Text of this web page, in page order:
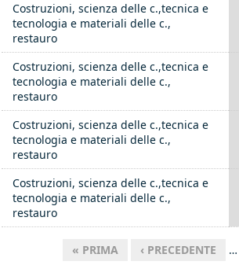
Costruzioni, scienza delle c.,tecnica e
tecnologia e materiali delle c.,
restauro
Costruzioni, scienza delle c.,tecnica e
tecnologia e materiali delle c.,
restauro
Costruzioni, scienza delle c.,tecnica e
tecnologia e materiali delle c.,
restauro
Costruzioni, scienza delle c.,tecnica e
tecnologia e materiali delle c.,
restauro
« PRIMA ‹ PRECEDENTE …